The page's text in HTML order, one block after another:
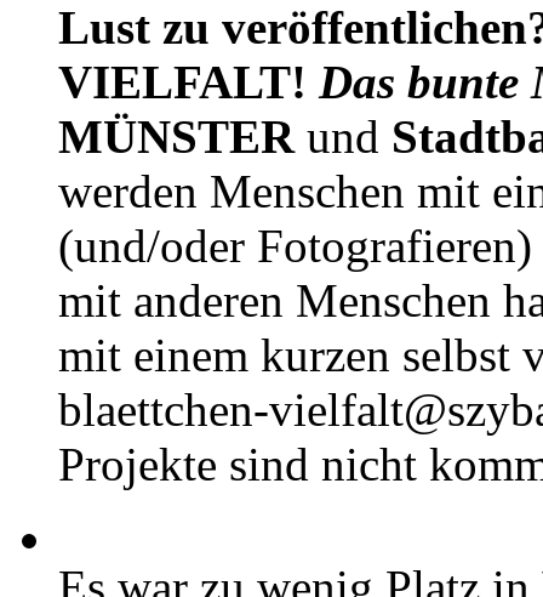
Lust zu
VIELFALT! Das bunte
MÜNSTERund
werden Menschen mit
(und/oder
mit anderen Menschen
mit einem kurzen selbst
blaettchen-
Projekte sind nicht